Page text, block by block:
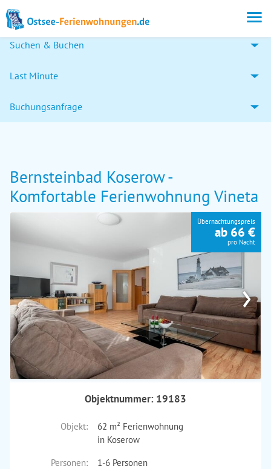
Suchen & Buchen
Last Minute
Buchungsanfrage
Bernsteinbad Koserow -
Komfortable Ferienwohnung Vineta
›
Übernachtungspreis
ab 66 €
pro Nacht
Objektnummer: 19183
Objekt:
62 m² Ferienwohnung
in Koserow
Personen:
1-6 Personen